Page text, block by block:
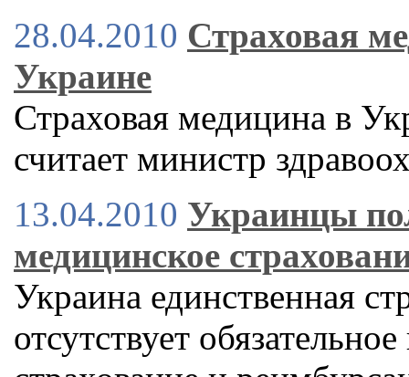
28.04.2010 Страховая
Украине
Страховая медицина в
считает министр
13.04.2010 Украинцы
медицинское
Украина единственная
отсутствует